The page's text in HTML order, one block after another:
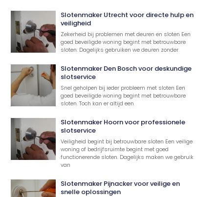
Slotenmaker Utrecht voor directe hulp en
veiligheid
Zekerheid bij problemen met deuren en sloten Een
goed beveiligde woning begint met betrouwbare
sloten. Dagelijks gebruiken we deuren zonder
Slotenmaker Den Bosch voor deskundige
slotservice
Snel geholpen bij ieder probleem met sloten Een
goed beveiligde woning begint met betrouwbare
sloten. Toch kan er altijd een
Slotenmaker Hoorn voor professionele
slotservice
Veiligheid begint bij betrouwbare sloten Een veilige
woning of bedrijfsruimte begint met goed
functionerende sloten. Dagelijks maken we gebruik
van
Slotenmaker Pijnacker voor veilige en
snelle oplossingen